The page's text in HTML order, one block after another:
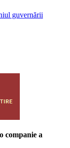
guvernării
companie a